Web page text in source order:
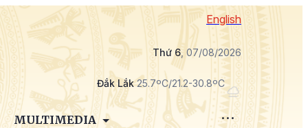
English
Thứ 6, 07/08/2026
Đắk Lắk25.7ºC/21.2-30.8ºC
MULTIMEDIA